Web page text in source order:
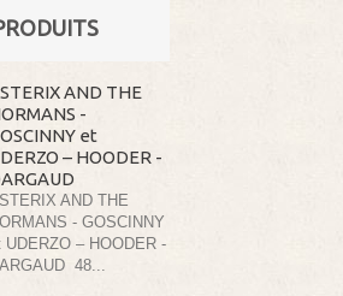
AND THE
-
et
– HOODER -
AND THE
- GOSCINNY
UDERZO – HOODER -
48...